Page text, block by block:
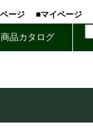
ージ ■マイページ
商品カタログ